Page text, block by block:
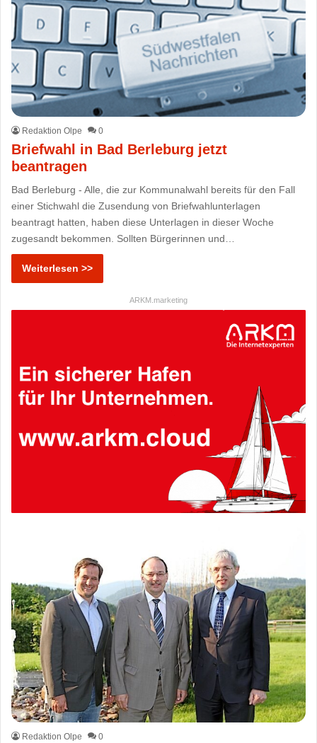
Redaktion Olpe 0
Briefwahl in Bad Berleburg jetzt
beantragen
Bad Berleburg - Alle, die zur Kommunalwahl bereits für den Fall
einer Stichwahl die Zusendung von Briefwahlunterlagen
beantragt hatten, haben diese Unterlagen in dieser Woche
zugesandt bekommen. Sollten Bürgerinnen und…
Weiterlesen >>
ARKM.marketing
Redaktion Olpe 0